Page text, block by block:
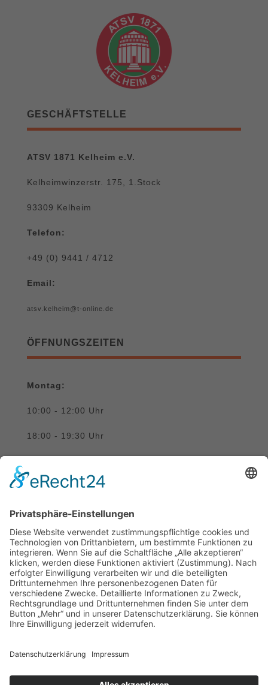
GESCHÄFTSTELLE
ATSV 1871 Kelheim e.V.
Kelheimwinzerstr. 175, 1.Stock
93309 Kelheim
Telefon:
+49 (0) 9441 / 4712
Email:
atsv.kelheim@t-online.de
ÖFFNUNGSZEITEN
Montag:
10:00 - 12:00 Uhr
18:00 - 19:30 Uhr
Donnerstag:
10:00 - 12:00 Uhr
SUCHE
Suchen
Datenschutzerklärung